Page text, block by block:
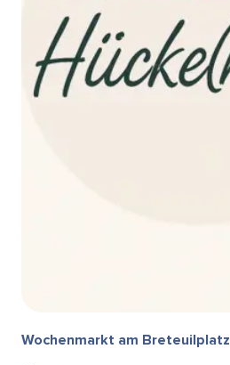
Wochenmarkt am Breteuilplatz